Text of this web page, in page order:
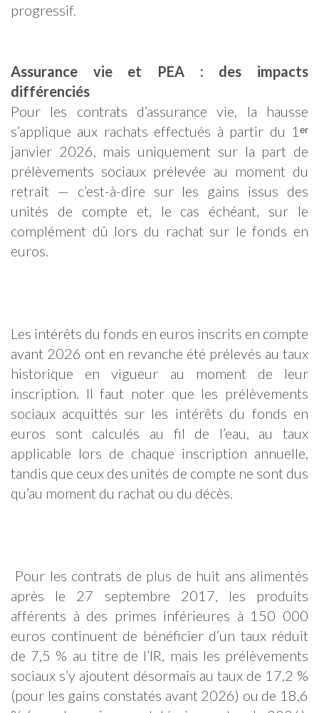
progressif.
Assurance vie et PEA : des impacts
différenciés
Pour les contrats d’assurance vie, la hausse
s’applique aux rachats effectués à partir du 1ᵉʳ
janvier 2026, mais uniquement sur la part de
prélèvements sociaux prélevée au moment du
retrait — c’est-à-dire sur les gains issus des
unités de compte et, le cas échéant, sur le
complément dû lors du rachat sur le fonds en
euros.
Les intérêts du fonds en euros inscrits en compte
avant 2026 ont en revanche été prélevés au taux
historique en vigueur au moment de leur
inscription. Il faut noter que les prélèvements
sociaux acquittés sur les intérêts du fonds en
euros sont calculés au fil de l’eau, au taux
applicable lors de chaque inscription annuelle,
tandis que ceux des unités de compte ne sont dus
qu’au moment du rachat ou du décès.
Pour les contrats de plus de huit ans alimentés
après le 27 septembre 2017, les produits
afférents à des primes inférieures à 150 000
euros continuent de bénéficier d’un taux réduit
de 7,5 % au titre de l’IR, mais les prélèvements
sociaux s’y ajoutent désormais au taux de 17,2 %
(pour les gains constatés avant 2026) ou de 18,6